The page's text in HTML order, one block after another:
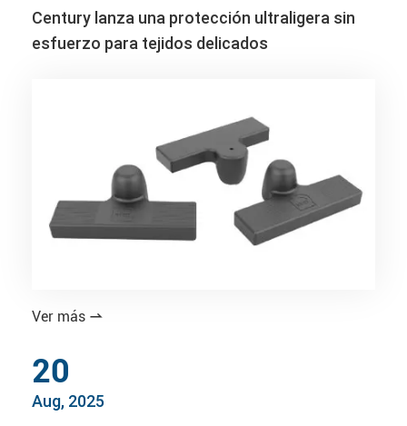
Century lanza una protección ultraligera sin
esfuerzo para tejidos delicados
Ver más 
20
Aug, 2025